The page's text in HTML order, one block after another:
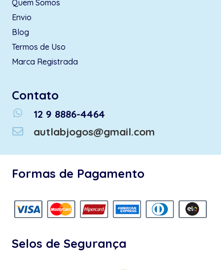
Quem Somos
Envio
Blog
Termos de Uso
Marca Registrada
Contato
whatsapp
12 9 8886-4464
autlabjogos@gmail.com
Formas de Pagamento
Selos de Segurança